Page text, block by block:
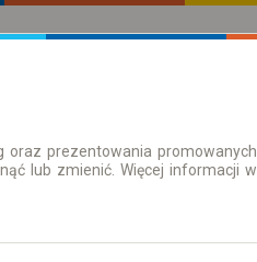
oraz prezentowania promowanych
lub zmienić. Więcej informacji w